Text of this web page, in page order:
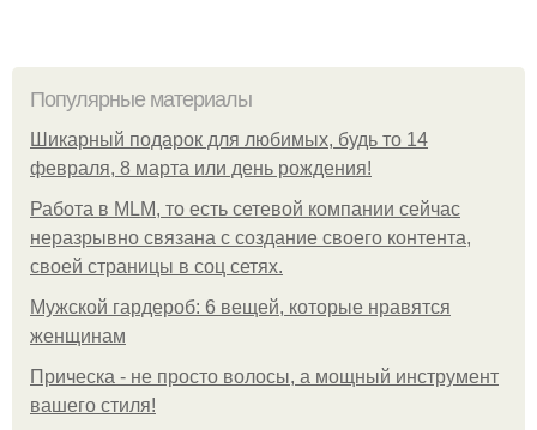
Популярные материалы
Шикарный подарок для любимых, будь то 14
февраля, 8 марта или день рождения!
Работа в MLM, то есть сетевой компании сейчас
неразрывно связана с создание своего контента,
своей страницы в соц сетях.
Мужской гардероб: 6 вещей, которые нравятся
женщинам
Прическа - не просто волосы, а мощный инструмент
вашего стиля!